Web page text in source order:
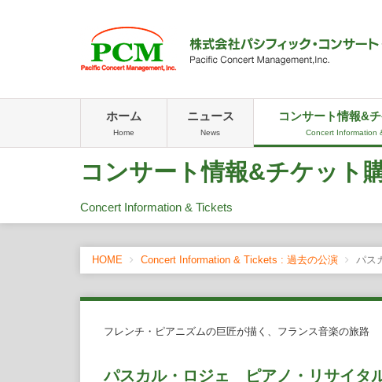
ホーム
Home
ニュース
News
コンサート情報&
Concert Information
コンサート情報&チケット
Concert Information & Tickets
HOME Concert Information & Tickets : 過去の公演 パス
フレンチ・ピアニズムの巨匠が描く、フランス音楽の旅路
パスカル・ロジェ ピアノ・リサイタ